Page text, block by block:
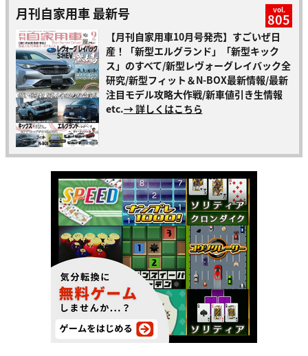
月刊自家用車 最新号 vol.
805
【月刊自家用車10月号発売】すごいぜ日
産！「新型エルグランド」「新型キック
ス」のすべて/新型レヴォーグレイバック全
研究/新型フィット＆N-BOX最新情報/最新
注目モデル攻略大作戦/新車値引き生情報
etc.→ 詳しくはこちら